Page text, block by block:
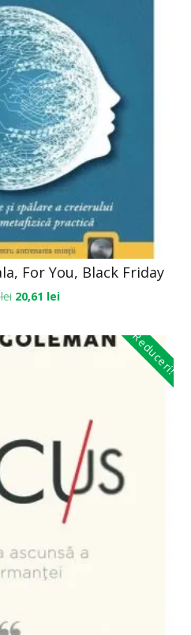
For You, Black Friday
lei 20,61 lei
Reduceri!